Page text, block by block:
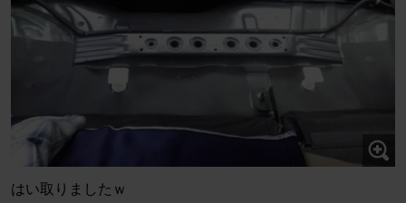
はい取りましたｗ